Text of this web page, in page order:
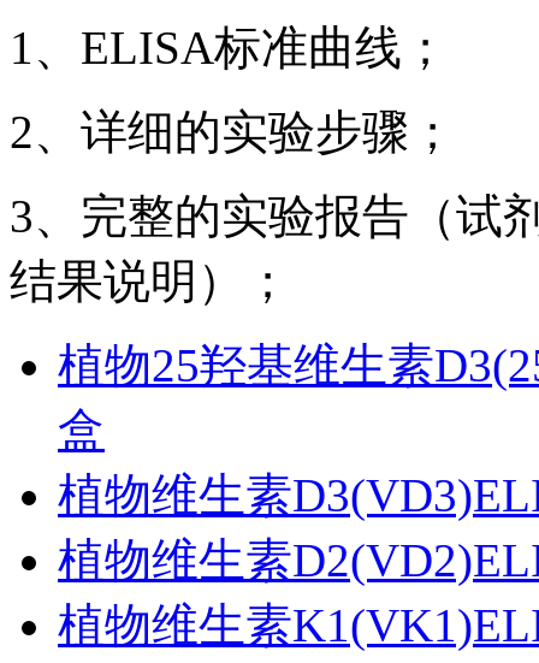
1、ELISA标准曲线；
2、详细的实验步骤；
3、完整的实验报告（试
结果说明）；
植物25羟基维生素
盒
植物维生素
植物维生素
植物维生素